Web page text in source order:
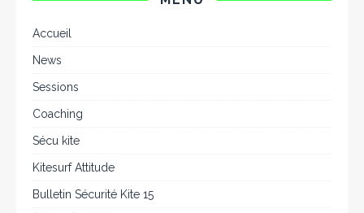
Accueil
News
Sessions
Coaching
Sécu kite
Kitesurf Attitude
Bulletin Sécurité Kite 15